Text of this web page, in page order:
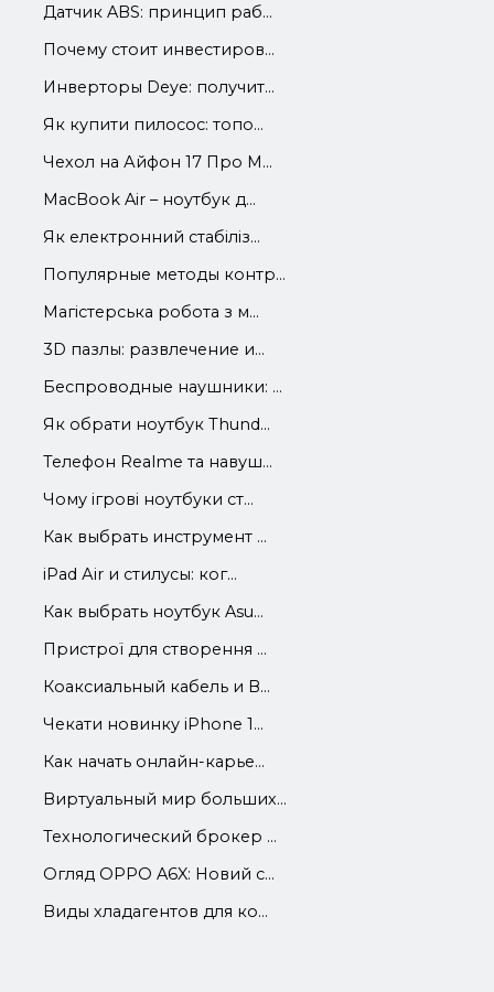
Датчик ABS: принцип раб...
Почему стоит инвестиров...
Инверторы Deye: получит...
Як купити пилосос: топо...
Чехол на Айфон 17 Про М...
MacBook Air – ноутбук д...
Як електронний стабіліз...
Популярные методы контр...
Магістерська робота з м...
3D пазлы: развлечение и...
Беспроводные наушники: ...
Як обрати ноутбук Thund...
Телефон Realme та навуш...
Чому ігрові ноутбуки ст...
Как выбрать инструмент ...
iРad Аir и стилусы: ког...
Как выбрать ноутбук Asu...
Пристрої для створення ...
Коаксиальный кабель и В...
Чекати новинку iPhone 1...
Как начать онлайн-карье...
Виртуальный мир больших...
Технологический брокер ...
Огляд OPPO A6X: Новий с...
Виды хладагентов для ко...